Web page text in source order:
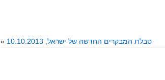
טבלת המבקרים החדשה של ישראל, 10.10.2013 »